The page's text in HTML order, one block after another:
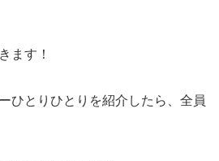
ます！
ひとりひとりを紹介したら、全員